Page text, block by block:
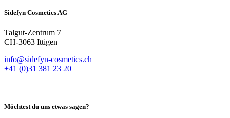
Sidefyn Cosmetics AG
Talgut-Zentrum 7
CH-3063 Ittigen
info@sidefyn-cosmetics.ch
+41 (0)31 381 23 20
Möchtest du uns etwas sagen?